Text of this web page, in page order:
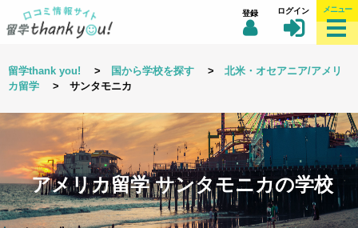
登録 ログイン メニュー
留学thank you! > 国から学校を探す > 北米・オセアニア/アメリ
カ留学 > サンタモニカ
アメリカ留学 サンタモニカの学校